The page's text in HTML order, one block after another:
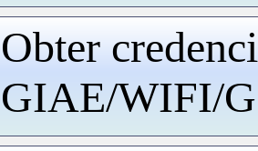
Obter
GIAE/WIFI/